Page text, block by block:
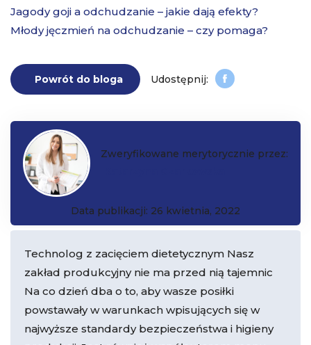
Jagody goji a odchudzanie – jakie dają efekty?
Młody jęczmień na odchudzanie – czy pomaga?
Powrót do bloga
Zweryfikowane merytorycznie przez:
Data publikacji: 26 kwietnia, 2022
Technolog z zacięciem dietetycznym Nasz
zakład produkcyjny nie ma przed nią tajemnic
Na co dzień dba o to, aby wasze posiłki
powstawały w warunkach wpisujących się w
najwyższe standardy bezpieczeństwa i higieny